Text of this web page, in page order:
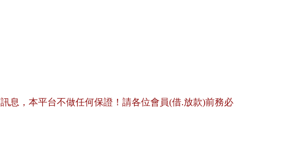
息，本平台不做任何保證！請各位會員(借.放款)前務必